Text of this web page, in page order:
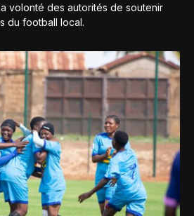
volonté des autorités de soutenir
du football local.